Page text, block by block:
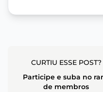
CURTIU ESSE POST?
Participe e suba no
de membros